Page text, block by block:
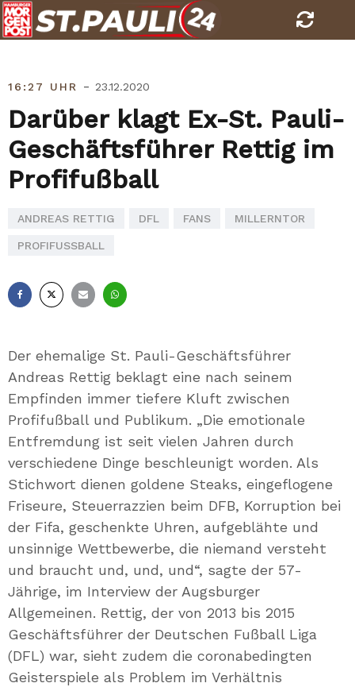
Skip
to
16:27 UHR - 23.12.2020
Darüber klagt Ex-St. Pauli-
Geschäftsführer Rettig im
Profifußball
ANDREAS RETTIG DFL FANS MILLERNTOR
PROFIFUSSBALL
Der ehemalige St. Pauli-Geschäftsführer
Andreas Rettig beklagt eine nach seinem
Empfinden immer tiefere Kluft zwischen
Profifußball und Publikum. „Die emotionale
Entfremdung ist seit vielen Jahren durch
verschiedene Dinge beschleunigt worden. Als
Stichwort dienen goldene Steaks, eingeflogene
Friseure, Steuerrazzien beim DFB, Korruption bei
der Fifa, geschenkte Uhren, aufgeblähte und
unsinnige Wettbewerbe, die niemand versteht
und braucht und, und, und“, sagte der 57-
Jährige, im Interview der Augsburger
Allgemeinen. Rettig, der von 2013 bis 2015
Geschäftsführer der Deutschen Fußball Liga
(DFL) war, sieht zudem die coronabedingten
Geisterspiele als Problem im Verhältnis